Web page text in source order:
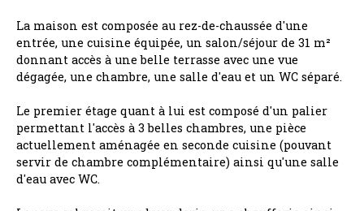
La maison est composée au rez-de-chaussée d'une
entrée, une cuisine équipée, un salon/séjour de 31 m²
donnant accès à une belle terrasse avec une vue
dégagée, une chambre, une salle d'eau et un WC séparé.
Le premier étage quant à lui est composé d'un palier
permettant l'accès à 3 belles chambres, une pièce
actuellement aménagée en seconde cuisine (pouvant
servir de chambre complémentaire) ainsi qu'une salle
d'eau avec WC.